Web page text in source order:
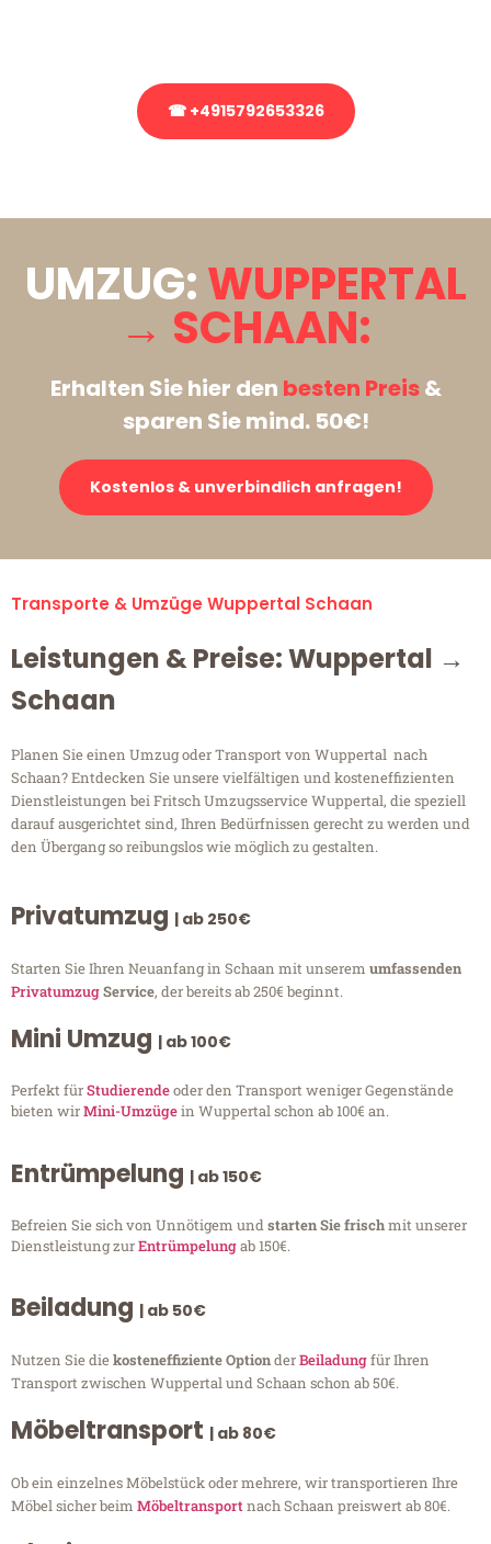
☎ +4915792653326
UMZUG:WUPPERTAL
→ SCHAAN:
Erhalten Sie hier den besten Preis&
sparen Sie mind. 50€!
Kostenlos & unverbindlich anfragen!
Transporte & Umzüge Wuppertal Schaan
Leistungen & Preise: Wuppertal →
Schaan
Planen Sie einen Umzug oder Transport von Wuppertal nach
Schaan? Entdecken Sie unsere vielfältigen und kosteneffizienten
Dienstleistungen bei Fritsch Umzugsservice Wuppertal, die speziell
darauf ausgerichtet sind, Ihren Bedürfnissen gerecht zu werden und
den Übergang so reibungslos wie möglich zu gestalten.
Privatumzug | ab 250€
Starten Sie Ihren Neuanfang in Schaan mit unserem umfassenden
PrivatumzugService, der bereits ab 250€ beginnt.
Mini Umzug | ab 100€
Perfekt fürStudierendeoder den Transport weniger Gegenstände
bieten wirMini-Umzügein Wuppertal schon ab 100€ an.
Entrümpelung | ab 150€
Befreien Sie sich von Unnötigem undstarten Sie frischmit unserer
Dienstleistung zurEntrümpelungab 150€.
Beiladung | ab 50€
Nutzen Sie diekosteneffiziente OptionderBeiladungfür Ihren
Transport zwischen Wuppertal und Schaan schon ab 50€.
Möbeltransport | ab 80€
Ob ein einzelnes Möbelstück oder mehrere, wir transportieren Ihre
Möbel sicher beim Möbeltransportnach Schaan preiswert ab 80€.